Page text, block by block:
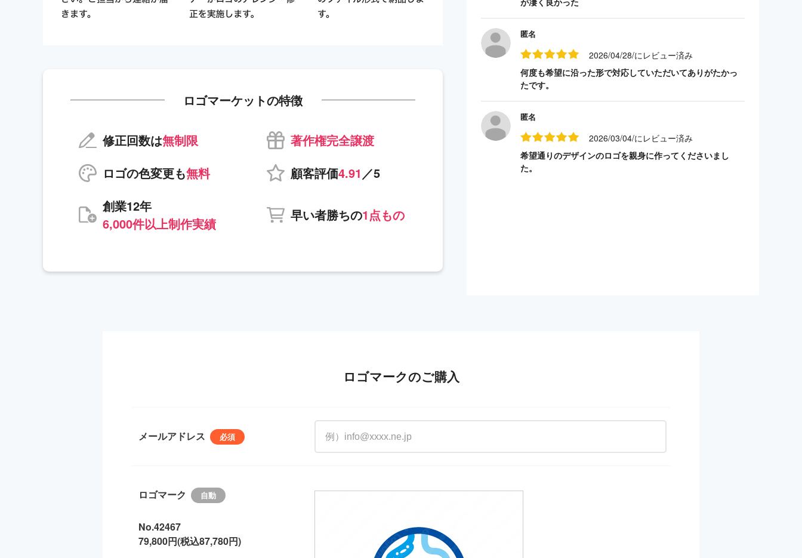
ロゴマーケットの特徴
修正回数は無制限
著作権完全譲渡
ロゴの色変更も無料 顧客評価4.91 ／5
創業12年
6,000件以上制作実績
早い者勝ちの1点もの
匿名
2026/04/28/にレビュー済み
何度も希望に沿った形で対応していただいてありがたかっ
たです。
匿名
2026/03/04/にレビュー済み
希望通りのデザインのロゴを親身に作ってくださいまし
た。
ロゴマークのご購入
メールアドレス
ロゴマーク
No.42467
79,800円(税込87,780円)